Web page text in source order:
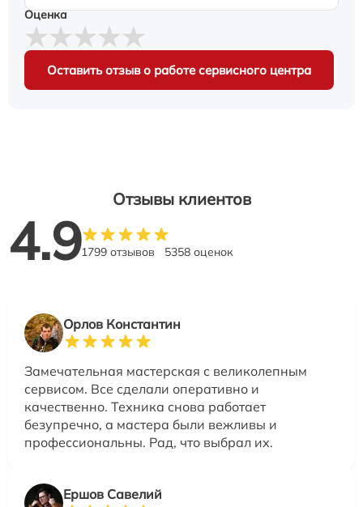
Оценка
Оставить отзыв о работе сервисного центра
Отзывы клиентов
4.91799 отзывов 5358 оценок
Орлов Константин
Замечательная мастерская с великолепным
сервисом. Все сделали оперативно и
качественно. Техника снова работает
безупречно, а мастера были вежливы и
профессиональны. Рад, что выбрал их.
Ершов Савелий